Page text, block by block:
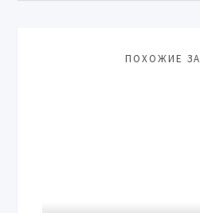
ПОХОЖИЕ